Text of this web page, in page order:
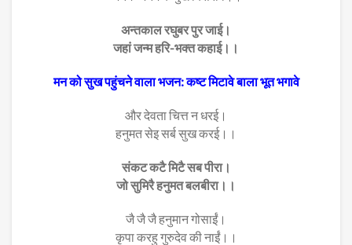
अन्तकाल रघुबर पुर जाई।
जहां जन्म हरि-भक्त कहाई।।
मन को सुख पहुंचने वाला भजन: कष्ट मिटावे बाला भूत भगावे
और देवता चित्त न धरई।
हनुमत सेइ सर्ब सुख करई।।
संकट कटै मिटै सब पीरा।
जो सुमिरै हनुमत बलबीरा।।
जै जै जै हनुमान गोसाईं।
कृपा करहु गुरुदेव की नाईं।।